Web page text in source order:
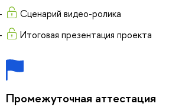
Сценарий видео-ролика
Итоговая презентация проекта
Промежуточная аттестация